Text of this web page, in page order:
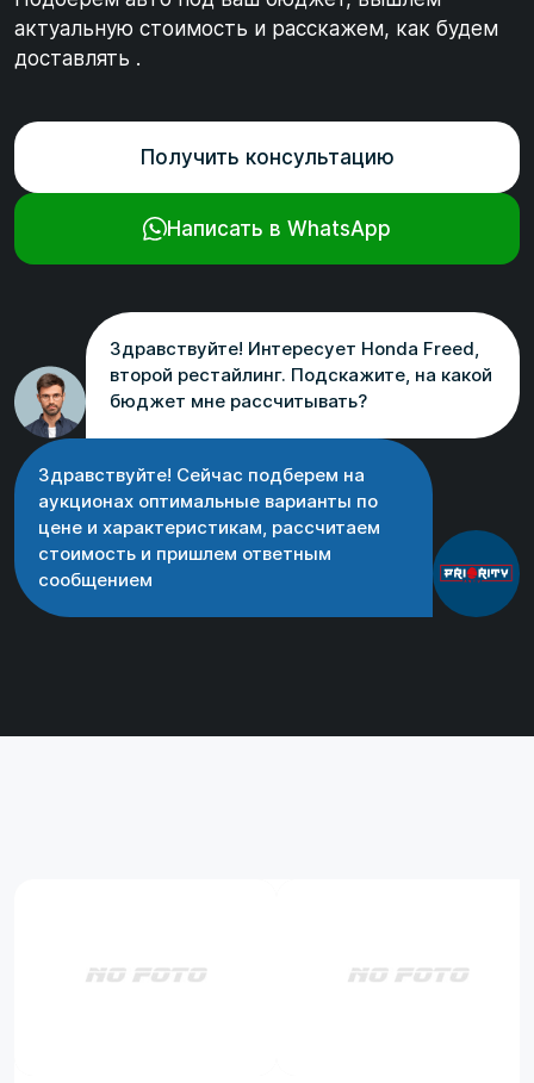
актуальную стоимость и расскажем, как будем
доставлять .
Получить консультацию
Написать в WhatsApp
Здравствуйте! Интересует Honda Freed,
второй рестайлинг. Подскажите, на какой
бюджет мне рассчитывать?
Здравствуйте! Сейчас подберем на
аукционах оптимальные варианты по
цене и характеристикам, рассчитаем
стоимость и пришлем ответным
сообщением